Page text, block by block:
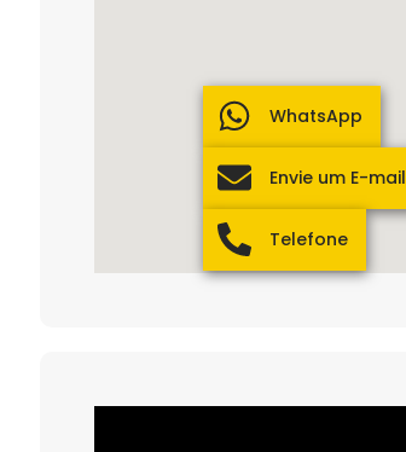
WhatsApp
Envie um E-mail
Telefone